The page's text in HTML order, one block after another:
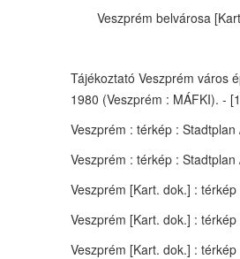
Veszprém belvárosa
Tájékoztató Veszprém város
1980 (Veszprém : MÁFKI). -
Veszprém : térkép :
Veszprém : térkép :
Veszprém [Kart. dok.] :
Veszprém [Kart. dok.] :
Veszprém [Kart. dok.] :